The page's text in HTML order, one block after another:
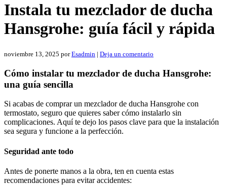
Instala tu mezclador de ducha
Hansgrohe: guía fácil y rápida
noviembre 13, 2025 porEsadmin | Deja un comentario
Cómo instalar tu mezclador de ducha Hansgrohe:
una guía sencilla
Si acabas de comprar un mezclador de ducha Hansgrohe con
termostato, seguro que quieres saber cómo instalarlo sin
complicaciones. Aquí te dejo los pasos clave para que la instalación
sea segura y funcione a la perfección.
Seguridad ante todo
Antes de ponerte manos a la obra, ten en cuenta estas
recomendaciones para evitar accidentes: